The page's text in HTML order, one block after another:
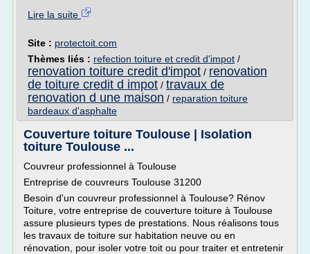
Lire la suite
Site : protectoit.com
Thèmes liés : refection toiture et credit d'impot /
renovation toiture credit d'impot / renovation
de toiture credit d impot / travaux de
renovation d une maison / reparation toiture
bardeaux d'asphalte
Couverture toiture Toulouse | Isolation
toiture Toulouse ...
Couvreur professionnel à Toulouse
Entreprise de couvreurs Toulouse 31200
Besoin d'un couvreur professionnel à Toulouse? Rénov
Toiture, votre entreprise de couverture toiture à Toulouse
assure plusieurs types de prestations. Nous réalisons tous
les travaux de toiture sur habitation neuve ou en
rénovation, pour isoler votre toit ou pour traiter et entretenir